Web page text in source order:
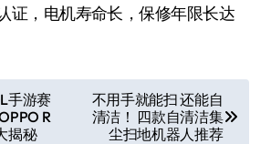
证，电机寿命长，保修年限长达
手游赛
R
揭秘
不用手就能扫 还能自
清洁！ 四款自清洁集
尘扫地机器人推荐